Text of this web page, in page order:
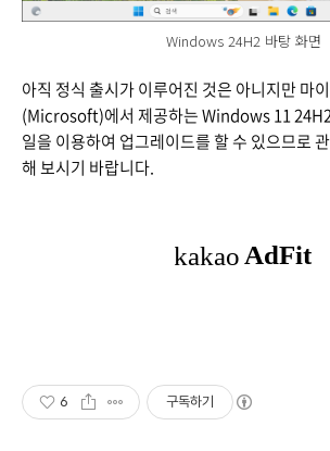
Windows 24H2 바탕 화면
아직 정식 출시가 이루어진 것은 아니지만 마
(Microsoft)에서 제공하는 Windows 11
일을 이용하여 업그레이드를 할 수 있으므로
해 보시기 바랍니다.
6 구독하기